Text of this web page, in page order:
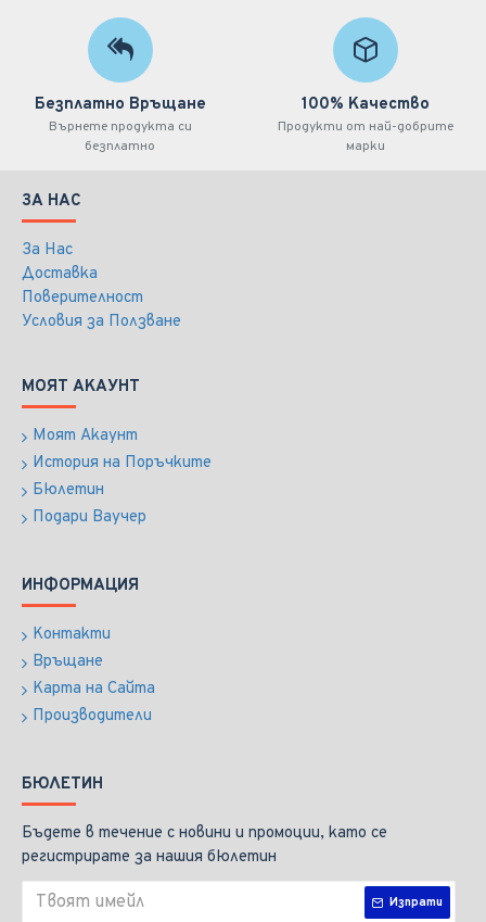
Безплатно Връщане
Върнете продукта си
безплатно
100% Качество
Продукти от най-добрите
марки
ЗА НАС
За Нас
Доставка
Поверителност
Условия за Ползване
МОЯТ АКАУНТ
Моят Акаунт
История на Поръчките
Бюлетин
Подари Ваучер
ИНФОРМАЦИЯ
Контакти
Връщане
Карта на Сайта
Производители
БЮЛЕТИН
Бъдете в течение с новини и промоции, като се
регистрирате за нашия бюлетин
Изпрати